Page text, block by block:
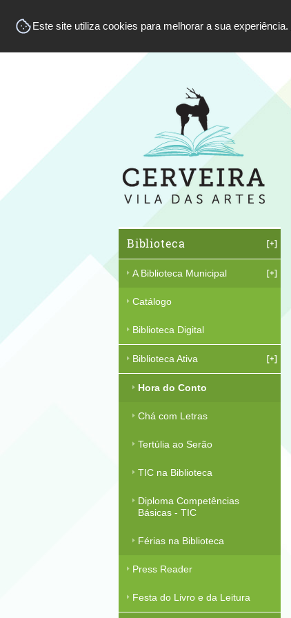
Este site utiliza cookies para melhorar a sua experiência.
Biblioteca
A Biblioteca Municipal
Catálogo
Biblioteca Digital
Biblioteca Ativa
Hora do Conto
Chá com Letras
Tertúlia ao Serão
TIC na Biblioteca
Diploma Competências
Básicas - TIC
Férias na Biblioteca
Press Reader
Festa do Livro e da Leitura